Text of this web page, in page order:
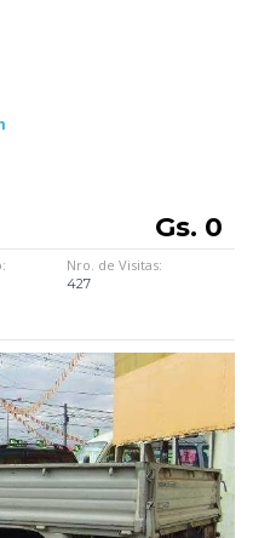
Gs. 0
Nro. de Visitas:
427